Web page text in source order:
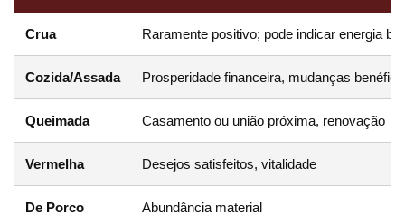
Crua Raramente positivo; pode indicar energia
Cozida/Assada Prosperidade financeira, mudanças
Queimada Casamento ou união próxima, renovação
Vermelha Desejos satisfeitos, vitalidade
De Porco Abundância material